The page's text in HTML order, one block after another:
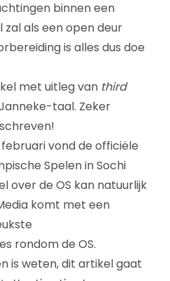
binnen een
als een open deur
is alles dus doe
met uitleg van third
taal. Zeker
vond de officiële
Spelen in Sochi
over de OS kan natuurlijk
komt met een
rondom de OS.
is weten, dit artikel gaat